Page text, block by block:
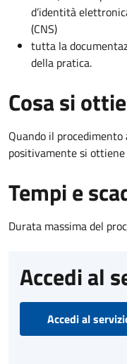
d’identità
(CNS)
tutta la
della pratica.
Cosa si
Quando il
positivamente si
Tempi e
Durata massima del
Accedi al
Accedi al